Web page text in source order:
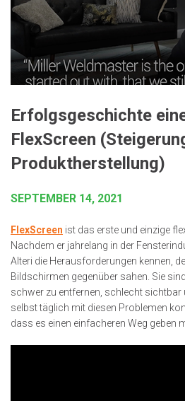
Erfolgsgeschichte
FlexScreen
Produktherstellung)
SEPTEMBER 14, 2021
FlexScreen ist das erste und einzige
Nachdem er jahrelang in der
Alteri die Herausforderungen kennen,
Bildschirmen gegenüber sahen. Sie
schwer zu entfernen, schlecht sichtbar
selbst täglich mit diesen Problemen
dass es einen einfacheren Weg geben